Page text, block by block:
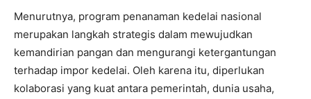
Menurutnya, program penanaman kedelai nasional
merupakan langkah strategis dalam mewujudkan
kemandirian pangan dan mengurangi ketergantungan
terhadap impor kedelai. Oleh karena itu, diperlukan
kolaborasi yang kuat antara pemerintah, dunia usaha,